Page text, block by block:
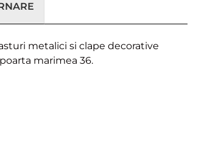
metalici si clape decorative
marimea 36.